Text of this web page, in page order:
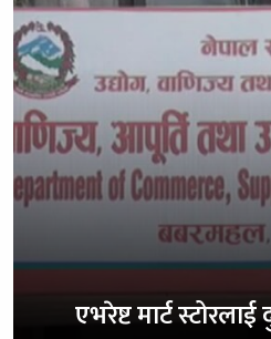
एभरेष्ट मार्ट